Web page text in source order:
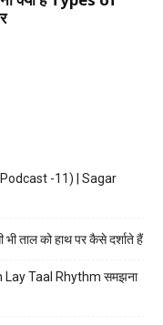
-11) | Sagar
ताल को हाथ पर कैसे दर्शाते हैं
Taal Rhythm समझना